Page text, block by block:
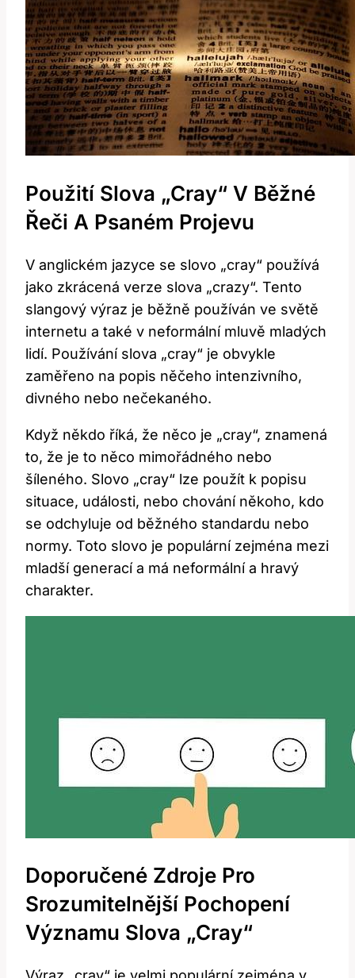
Použití Slova „cray“ V Běžné
Řeči A Psaném Projevu
V anglickém jazyce se slovo „cray“ používá
jako zkrácená verze slova „crazy“. Tento
slangový výraz je běžně používán ve světě
internetu a také v neformální mluvě mladých
lidí. Používání slova „cray“ je obvykle
zaměřeno na popis něčeho intenzivního,
divného nebo nečekaného.
Když někdo říká, že něco je „cray“, znamená
to, že je to něco mimořádného nebo
šíleného. Slovo „cray“ lze použít k popisu
situace, události, nebo chování někoho, kdo
se odchyluje od běžného standardu nebo
normy. Toto slovo je populární zejména mezi
mladší generací a má neformální a hravý
charakter.
Doporučené Zdroje Pro
Srozumitelnější Pochopení
Významu Slova „cray“